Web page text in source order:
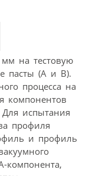
на тестовую
пасты (А и B).
процесса на
компонентов
испытания
профиля
и профиль
компонента,